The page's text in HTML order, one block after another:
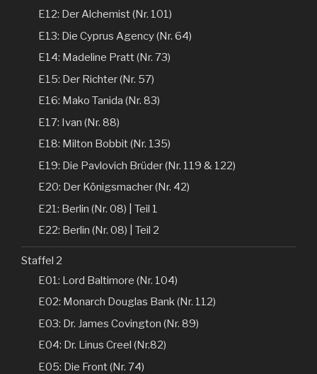
E12: Der Alchemist (Nr. 101)
E13: Die Cyprus Agency (Nr. 64)
E14: Madeline Pratt (Nr. 73)
E15: Der Richter (Nr. 57)
E16: Mako Tanida (Nr. 83)
E17: Ivan (Nr. 88)
E18: Milton Bobbit (Nr. 135)
E19: Die Pavlovich Brüder (Nr. 119 & 122)
E20: Der Königsmacher (Nr. 42)
E21: Berlin (Nr. 08) | Teil 1
E22: Berlin (Nr. 08) | Teil 2
Staffel 2
E01: Lord Baltimore (Nr. 104)
E02: Monarch Douglas Bank (Nr. 112)
E03: Dr. James Covington (Nr. 89)
E04: Dr. Linus Creel (Nr.82)
E05: Die Front (Nr. 74)